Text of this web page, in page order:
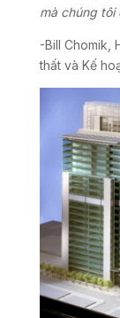
mà chúng tôi
-Bill Chomik,
thất và Kế